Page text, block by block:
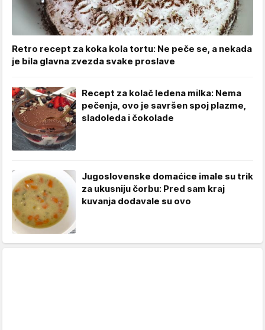
Retro recept za koka kola tortu: Ne peče se, a nekada
je bila glavna zvezda svake proslave
Recept za kolač ledena milka: Nema
pečenja, ovo je savršen spoj plazme,
sladoleda i čokolade
Jugoslovenske domaćice imale su trik
za ukusniju čorbu: Pred sam kraj
kuvanja dodavale su ovo